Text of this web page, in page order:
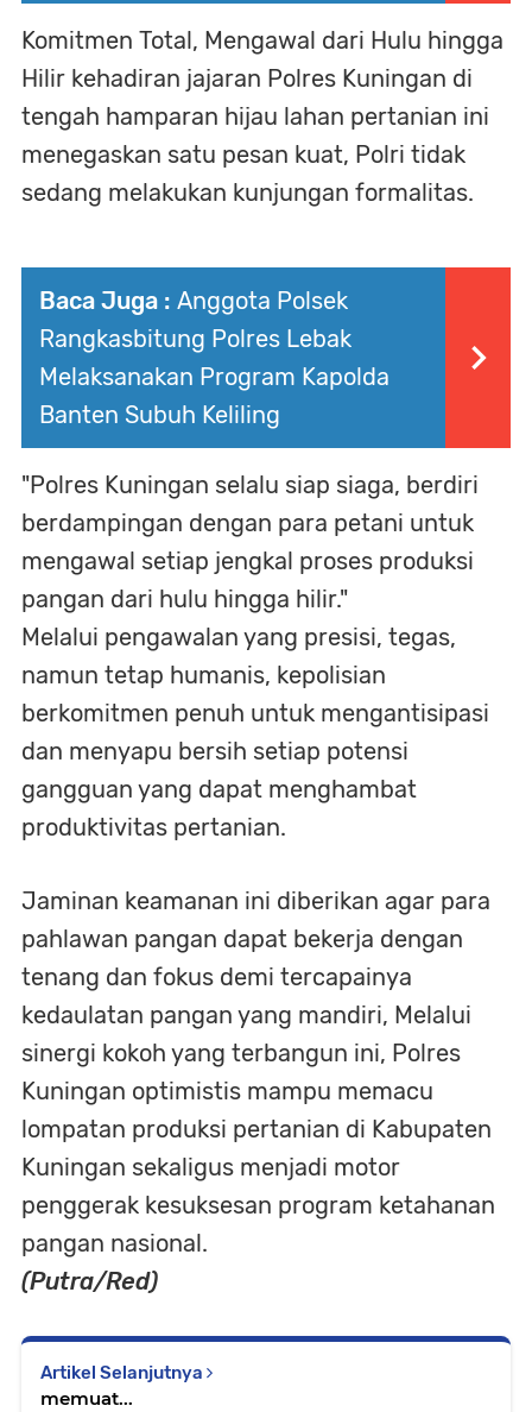
Komitmen Total, Mengawal dari Hulu hingga
Hilir kehadiran jajaran Polres Kuningan di
tengah hamparan hijau lahan pertanian ini
menegaskan satu pesan kuat, Polri tidak
sedang melakukan kunjungan formalitas.
Baca Juga : Anggota Polsek
Rangkasbitung Polres Lebak
Melaksanakan Program Kapolda
Banten Subuh Keliling
"Polres Kuningan selalu siap siaga, berdiri
berdampingan dengan para petani untuk
mengawal setiap jengkal proses produksi
pangan dari hulu hingga hilir."
Melalui pengawalan yang presisi, tegas,
namun tetap humanis, kepolisian
berkomitmen penuh untuk mengantisipasi
dan menyapu bersih setiap potensi
gangguan yang dapat menghambat
produktivitas pertanian.
Jaminan keamanan ini diberikan agar para
pahlawan pangan dapat bekerja dengan
tenang dan fokus demi tercapainya
kedaulatan pangan yang mandiri, Melalui
sinergi kokoh yang terbangun ini, Polres
Kuningan optimistis mampu memacu
lompatan produksi pertanian di Kabupaten
Kuningan sekaligus menjadi motor
penggerak kesuksesan program ketahanan
pangan nasional.
(Putra/Red)
Artikel Selanjutnya
memuat...